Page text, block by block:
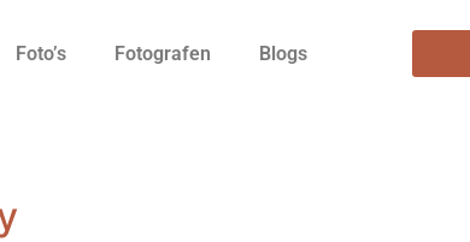
Foto’s Fotografen Blogs